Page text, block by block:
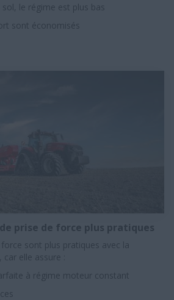
le régime est plus bas​
sont économisés​​
prise de force plus pratiques
sont plus pratiques avec la
elle assure :
à régime moteur constant​